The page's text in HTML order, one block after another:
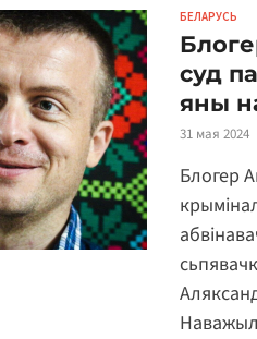
БЕЛАРУСЬ
суд
яны
31 мая 2024
Блогер